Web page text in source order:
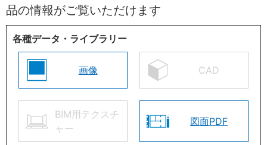
品の情報がご覧いただけます
各種データ・ライブラリー
画像 CAD
BIM用テクスチ
ャー
図面PDF